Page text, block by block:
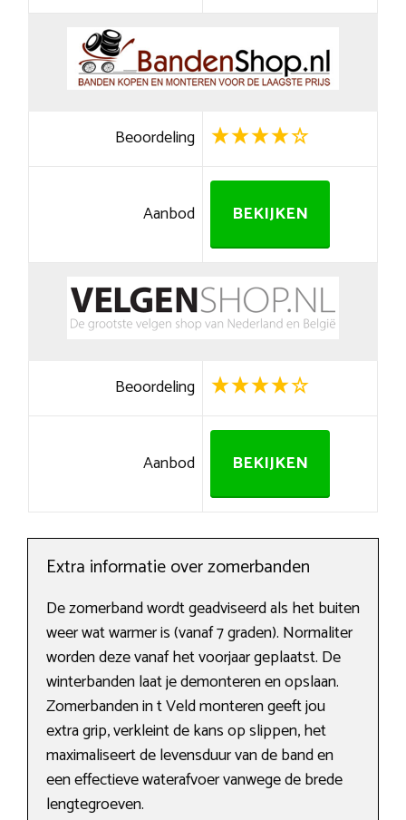
Beoordeling
Aanbod BEKIJKEN
Beoordeling
Aanbod BEKIJKEN
Extra informatie over zomerbanden
De zomerband wordt geadviseerd als het buiten
weer wat warmer is (vanaf 7 graden). Normaliter
worden deze vanaf het voorjaar geplaatst. De
winterbanden laat je demonteren en opslaan.
Zomerbanden in t Veld monteren geeft jou
extra grip, verkleint de kans op slippen, het
maximaliseert de levensduur van de band en
een effectieve waterafvoer vanwege de brede
lengtegroeven.